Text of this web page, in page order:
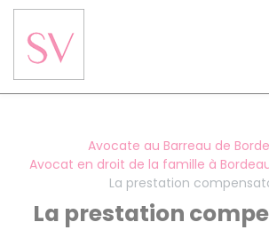
Avocate au Barreau de
Avocat en droit de la famille à
La prestation
La prestation
Panneau de gestion des cookies